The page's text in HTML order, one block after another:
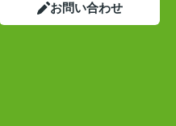
お問い合わせ